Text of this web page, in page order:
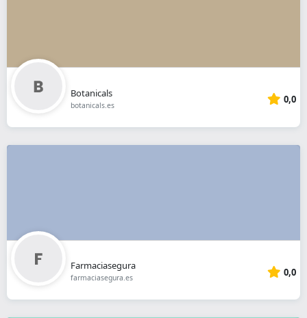
Botanicals
botanicals.es 0,0
Farmaciasegura
farmaciasegura.es 0,0